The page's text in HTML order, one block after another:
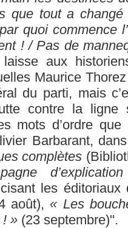
que tout a
quoi commence
! / Pas de
aux
Maurice
du parti, mais
contre la ligne
mots d’ordre
Barbarant,
complètes
les éditoriaux
août), « Les
! » (23 septembre)".